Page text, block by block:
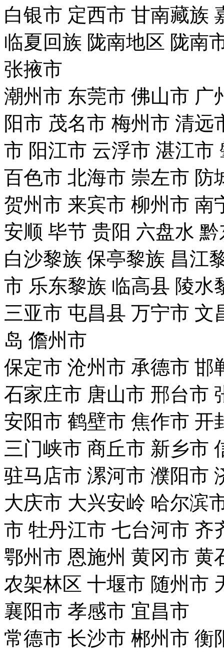
白银市 定西市 甘南藏族
临夏回族 陇南地区 陇南
张掖市
潮州市 东莞市 佛山市 广
阳市 茂名市 梅州市 清远
市 阳江市 云浮市 湛江市
百色市 北海市 崇左市 防
贺州市 来宾市 柳州市 南
安顺 毕节 贵阳 六盘水 黔
白沙黎族 保亭黎族 昌江
市 乐东黎族 临高县 陵水
三亚市 屯昌县 万宁市 文
岛 儋州市
保定市 沧州市 承德市 邯
石家庄市 唐山市 邢台市
安阳市 鹤壁市 焦作市 开
三门峡市 商丘市 新乡市
驻马店市 漯河市 濮阳市
大庆市 大兴安岭 哈尔滨
市 牡丹江市 七台河市 齐
鄂州市 恩施州 黄冈市 黄
农架林区 十堰市 随州市
襄阳市 孝感市 宜昌市
常德市 长沙市 郴州市 衡